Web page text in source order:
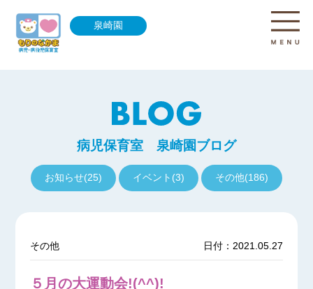
泉崎園
病児保育室 泉崎園ブログ
お知らせ(25) イベント(3) その他(186)
その他 日付：2021.05.27
５月の大運動会!(^^)!